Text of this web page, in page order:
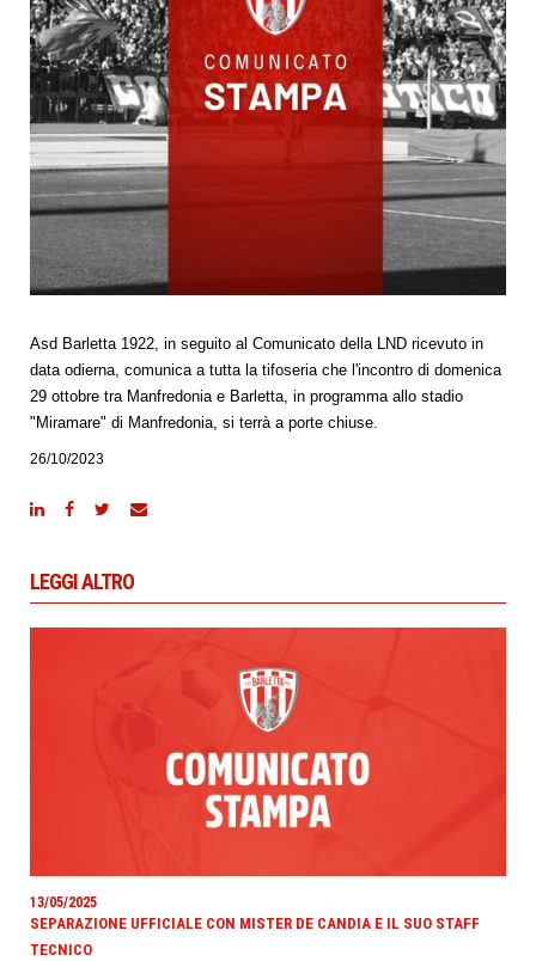
Asd Barletta 1922, in seguito al Comunicato della LND ricevuto in
data odierna, comunica a tutta la tifoseria che l'incontro di domenica
29 ottobre tra Manfredonia e Barletta, in programma allo stadio
"Miramare" di Manfredonia, si terrà a porte chiuse.
26/10/2023
LEGGI ALTRO
13/05/2025
SEPARAZIONE UFFICIALE CON MISTER DE CANDIA E IL SUO STAFF
TECNICO